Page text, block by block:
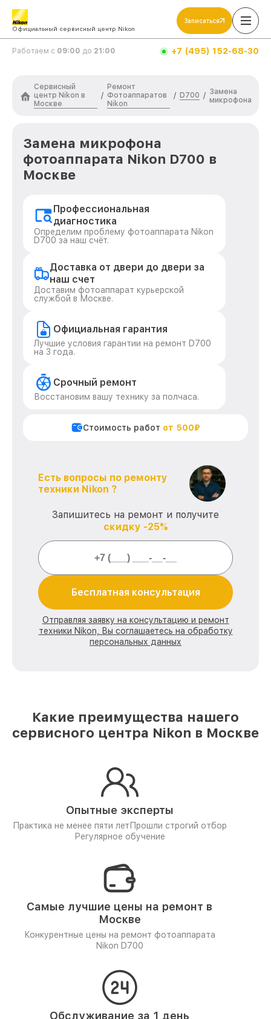
Официальный сервисный центр Nikon
Записаться
Работаем с 09:00 до 21:00 +7 (495) 152-68-30
Сервисный
центр Nikon в
Москве
/
Ремонт
Фотоаппаратов
Nikon
/ D700 / Замена
микрофона
Замена микрофона
фотоаппарата Nikon D700 в
Москве
Профессиональная
диагностика
Определим проблему фотоаппарата Nikon
D700 за наш счёт.
Доставка от двери до двери за
наш счет
Доставим фотоаппарат курьерской
службой в Москве.
Официальная гарантия
Лучшие условия гарантии на ремонт D700
на 3 года.
Срочный ремонт
Восстановим вашу технику за полчаса.
Стоимость работ от 500₽
Есть вопросы по ремонту
техники Nikon ?
Запишитесь на ремонт и получите
скидку -25%
Бесплатная консультация
Отправляя заявку на консультацию и ремонт
техники Nikon, Вы соглашаетесь на обработку
персональных данных
Какие преимущества нашего
сервисного центра Nikon в Москве
Опытные эксперты
Практика не менее пяти лет Прошли строгий отбор
Регулярное обучение
Самые лучшие цены на ремонт в
Москве
Конкурентные цены на ремонт фотоаппарата
Nikon D700
Обслуживание за 1 день